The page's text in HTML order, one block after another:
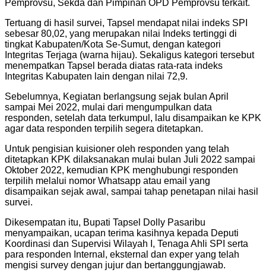
Pemprovsu, Sekda dan Pimpinan OPD Pemprovsu terkait.
Tertuang di hasil survei, Tapsel mendapat nilai indeks SPI
sebesar 80,02, yang merupakan nilai Indeks tertinggi di
tingkat Kabupaten/Kota Se-Sumut, dengan kategori
Integritas Terjaga (warna hijau). Sekaligus kategori tersebut
menempatkan Tapsel berada diatas rata-rata indeks
Integritas Kabupaten lain dengan nilai 72,9.
Sebelumnya, Kegiatan berlangsung sejak bulan April
sampai Mei 2022, mulai dari mengumpulkan data
responden, setelah data terkumpul, lalu disampaikan ke KPK
agar data responden terpilih segera ditetapkan.
Untuk pengisian kuisioner oleh responden yang telah
ditetapkan KPK dilaksanakan mulai bulan Juli 2022 sampai
Oktober 2022, kemudian KPK menghubungi responden
terpilih melalui nomor Whatsapp atau email yang
disampaikan sejak awal, sampai tahap penetapan nilai hasil
survei.
Dikesempatan itu, Bupati Tapsel Dolly Pasaribu
menyampaikan, ucapan terima kasihnya kepada Deputi
Koordinasi dan Supervisi Wilayah I, Tenaga Ahli SPI serta
para responden Internal, eksternal dan exper yang telah
mengisi survey dengan jujur dan bertanggungjawab.